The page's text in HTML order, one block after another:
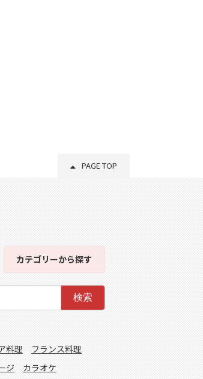
PAGE TOP
カテゴリーから探す
検索
料理
フランス料理
ジ カラオケ